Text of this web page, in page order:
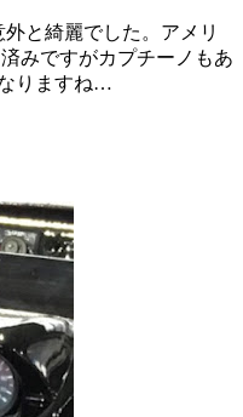
と綺麗でした。アメリ
みですがカプチーノもあ
りますね…